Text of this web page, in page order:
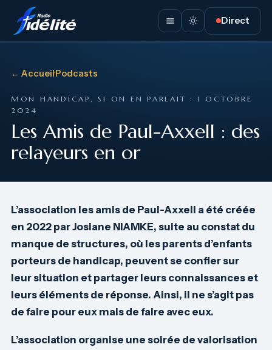
Direct
← Accueil·Podcasts
MON HANDICAP, SI ON EN PARLAIT · 1 OCTOBRE
2024
Les Amis de Paul-Axxell : des
relayeurs en or
L’association les amis de Paul-Axxell a été créée
en 2022 par Josiane NIAMKE, suite au constat du
manque de structures, où les parents d’enfants
porteurs de handicap, peuvent se confier sur
leur situation et partager leurs connaissances et
leurs éléments de réponse. Ainsi, il ne s’agit pas
de faire pour eux mais de faire avec eux.
L’association organise une soirée de valorisation